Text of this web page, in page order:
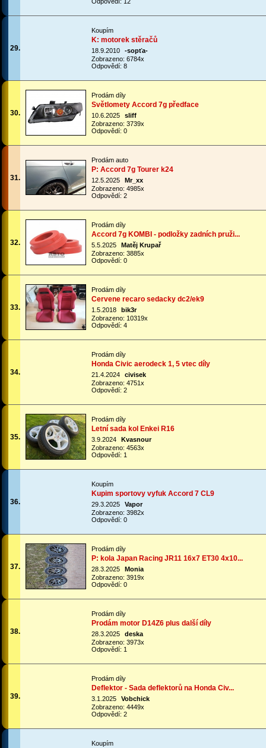
29.
Koupím
K: motorek stěračů
18.9.2010
-sopťa-
Zobrazeno: 6784x
Odpovědí: 8
30.
Prodám díly
Světlomety Accord 7g předface
10.6.2025
sliff
Zobrazeno: 3739x
Odpovědí: 0
31.
Prodám auto
P: Accord 7g Tourer k24
12.5.2025
Mr_xx
Zobrazeno: 4985x
Odpovědí: 2
32.
Prodám díly
Accord 7g KOMBI - podložky zadních pruži...
5.5.2025
Matěj Krupař
Zobrazeno: 3885x
Odpovědí: 0
33.
Prodám díly
Cervene recaro sedacky dc2/ek9
1.5.2018
bik3r
Zobrazeno: 10319x
Odpovědí: 4
34.
Prodám díly
Honda Civic aerodeck 1, 5 vtec díly
21.4.2024
civisek
Zobrazeno: 4751x
Odpovědí: 2
35.
Prodám díly
Letní sada kol Enkei R16
3.9.2024
Kvasnour
Zobrazeno: 4563x
Odpovědí: 1
36.
Koupím
Kupim sportovy vyfuk Accord 7 CL9
29.3.2025
Vapor
Zobrazeno: 3982x
Odpovědí: 0
37.
Prodám díly
P: kola Japan Racing JR11 16x7 ET30 4x10...
28.3.2025
Monia
Zobrazeno: 3919x
Odpovědí: 0
38.
Prodám díly
Prodám motor D14Z6 plus další díly
28.3.2025
deska
Zobrazeno: 3973x
Odpovědí: 1
39.
Prodám díly
Deflektor - Sada deflektorů na Honda Civ...
3.1.2025
Vobchick
Zobrazeno: 4449x
Odpovědí: 2
Koupím